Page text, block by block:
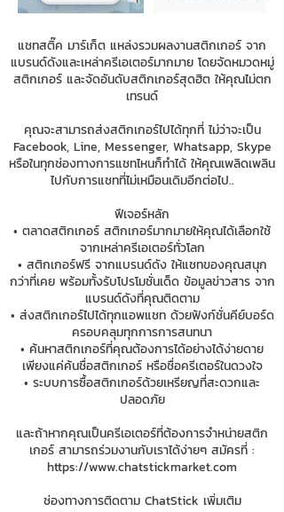
แชทสติ๊ค มาร์เก็ต แหล่งรวมผลงานสติกเกอร์ จาก
แบรนด์ดังและเหล่าครีเอเตอร์มากมาย โดยจัดหมวดหมู่
สติกเกอร์ และจัดอันดับสติกเกอร์สุดฮิต ให้คุณไม่ตก
เทรนด์
คุณจะสามารถส่งสติกเกอร์ไปได้ทุกที่ ไม่ว่าจะเป็น
Facebook, Line, Messenger, Whatsapp, Skype
หรือในทุกช่องทางการแชทไหนก็ทำได้ ให้คุณเพลิดเพลิน
ไปกับการแชทที่ไม่เหมือนเดิมอีกต่อไป..
ฟีเจอร์หลัก
• ตลาดสติกเกอร์ สติกเกอร์มากมายให้คุณได้เลือกใช้
จากเหล่าครีเอเตอร์ทั่วโลก
• สติกเกอร์ฟรี จากแบรนด์ดัง ให้แชทของคุณสนุก
กว่าที่เคย พร้อมทั้งรับโปรโมชั่นเด็ด ข้อมูลข่าวสาร จาก
แบรนด์ดังที่คุณติดตาม
• ส่งสติกเกอร์ไปได้ทุกแอพแชท ด้วยฟังก์ชั่นคีย์บอร์ด
ครอบคลุมทุกการการสนทนา
• ค้นหาสติกเกอร์ที่คุณต้องการได้อย่างได้ง่ายดาย
เพียงแค่ค้นชื่อสติกเกอร์ หรือชื่อครีเตอร์ในดวงใจ
• ระบบการซื้อสติกเกอร์ด้วยเหรียญที่สะดวกและ
ปลอดภัย
และถ้าหากคุณเป็นครีเอเตอร์ที่ต้องการจำหน่ายสติก
เกอร์ สามารถร่วมงานกับเราได้ง่ายๆ สมัครที่ :
https://www.chatstickmarket.com
ช่องทางการติดตาม ChatStick เพิ่มเติม